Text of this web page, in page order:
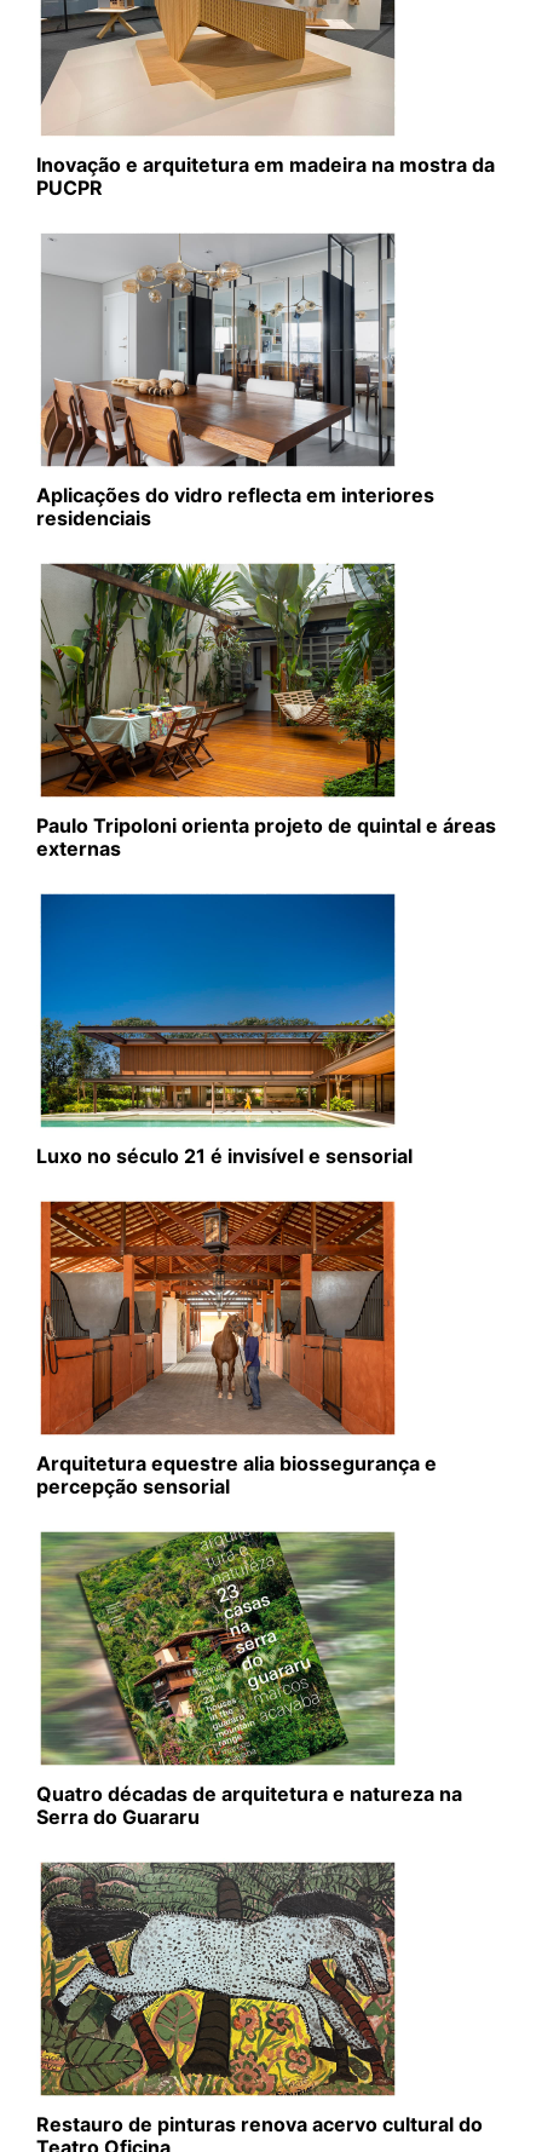
Inovação e arquitetura em madeira na mostra da
PUCPR
Aplicações do vidro reflecta em interiores
residenciais
Paulo Tripoloni orienta projeto de quintal e áreas
externas
Luxo no século 21 é invisível e sensorial
Arquitetura equestre alia biossegurança e
percepção sensorial
Quatro décadas de arquitetura e natureza na
Serra do Guararu
Restauro de pinturas renova acervo cultural do
Teatro Oficina